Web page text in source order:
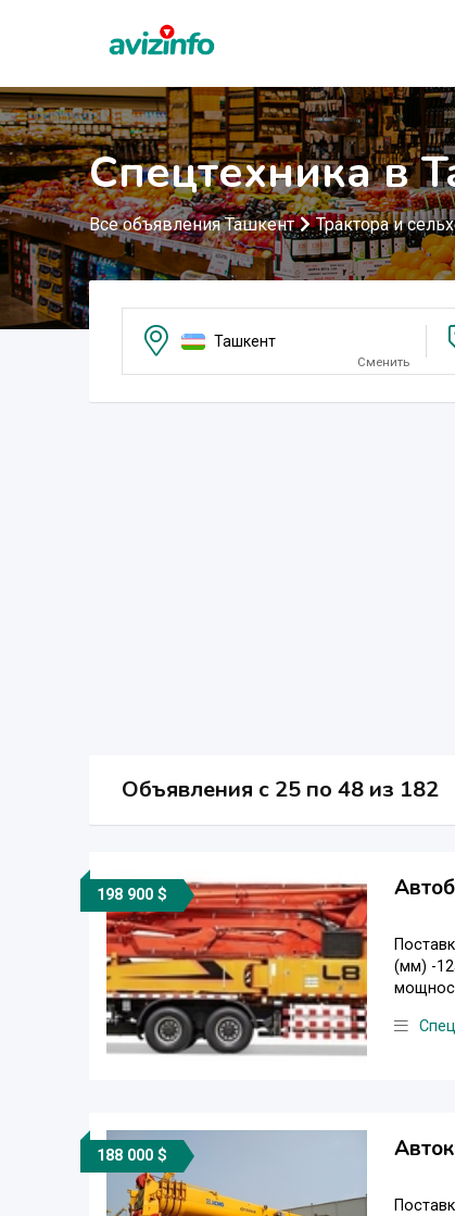
Спецтехника в
Все объявления Ташкент Трактора и
Ташкент
Сменить
Объявления c 25 по 48 из 182
198 900 $
(мм) -
188 000 $